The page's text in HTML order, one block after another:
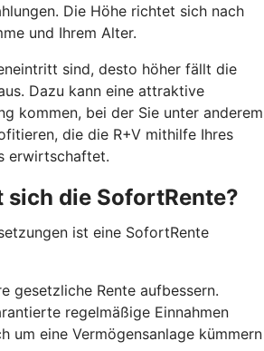
Die Höhe richtet sich nach
und Ihrem Alter.
sind, desto höher fällt die
Dazu kann eine attraktive
kommen, bei der Sie unter anderem
die die R+V mithilfe Ihres
erwirtschaftet.
sich die SofortRente?
ist eine SofortRente
gesetzliche Rente aufbessern.
regelmäßige Einnahmen
um eine Vermögensanlage kümmern